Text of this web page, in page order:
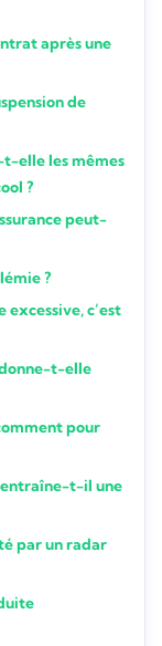
après une
de
elle les mêmes
?
peut-
?
excessive, c’est
donne-t-elle
pour
entraîne-t-il une
par un radar